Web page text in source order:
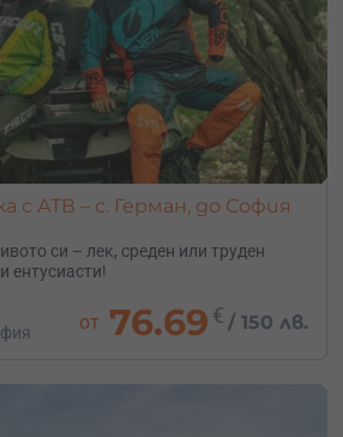
с АТВ – с. Герман, до София
си – лек, среден или труден
ентусиасти!
от 76.69 € /150 лв.